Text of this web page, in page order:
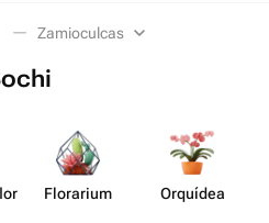
Zamioculcas
Florarium Orquídea